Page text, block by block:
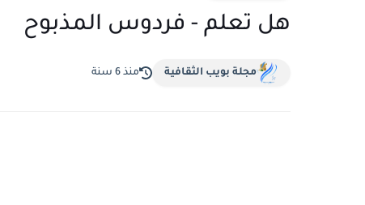
هل تعلم - فردوس المذبوح
مجلة بويب الثقافية منذ 6 سنة